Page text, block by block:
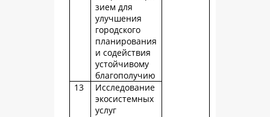
зием для
улучшения
городского
планирования
и содействия
устойчивому
благополучию
13
Исследование
экосистемных
услуг